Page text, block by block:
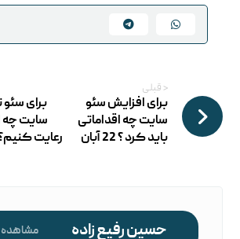
< قبلی
برای افزایش سئو
سایت چه اقداماتی
باید کرد ؟ 22 آبان
برای
سایت چه
رعایت کنیم؟ 25
حسین رفیع زاده مشاهده